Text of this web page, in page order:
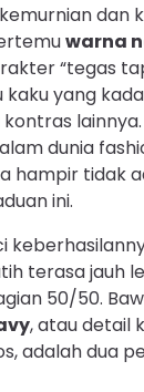
dan
warna
“tegas
kaku yang
dunia
hampir tidak
ini.
terasa jauh
50/50.
, atau detail
adalah dua